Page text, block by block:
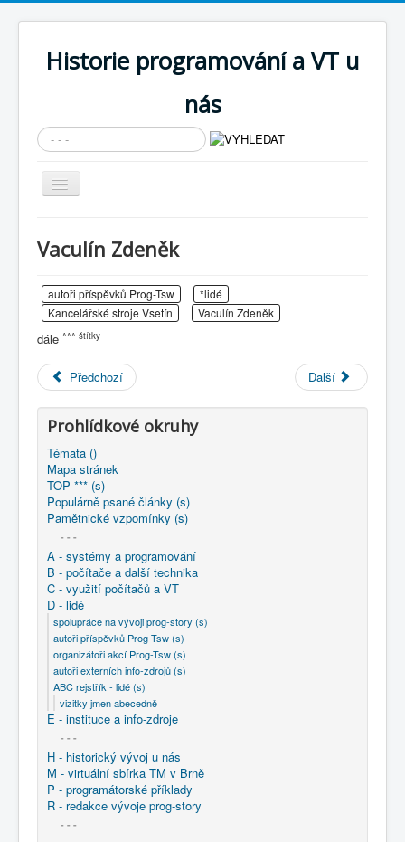
Historie programování a VT u
nás
Vyhledávání...
Přepnout
navigaci
Cíle expozice
PRŮVODCE EXPOZICÍ
Současnost SW a IT
Historické počítače
COBOL
Úvod
vizitky jmen abecedně
Vaculín Zdeněk
autoři příspěvků Prog-Tsw
*lidé
Kancelářské stroje Vsetín
Vaculín Zdeněk
dále ^^^ štítky
Předchozí Další
Prohlídkové okruhy
Témata ()
Mapa stránek
TOP *** (s)
Populárně psané články (s)
Pamětnické vzpomínky (s)
- - -
A - systémy a programování
B - počítače a další technika
C - využití počítačů a VT
D - lidé
spolupráce na vývoji prog-story (s)
autoři příspěvků Prog-Tsw (s)
organizátoři akcí Prog-Tsw (s)
autoři externích info-zdrojů (s)
ABC rejstřík - lidé (s)
vizitky jmen abecedně
E - instituce a info-zdroje
- - -
H - historický vývoj u nás
M - virtuální sbírka TM v Brně
P - programátorské příklady
R - redakce vývoje prog-story
- - -